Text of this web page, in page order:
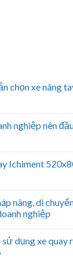
chọn xe nâng
nghiệp nên
Ichiment
nâng, di
nghiệp
dụng xe quay